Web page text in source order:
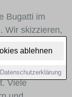
ablehnen
Datenschutzerklärung
Bugatti im
Wir skizzieren,
vertreten
und
welche
Viele